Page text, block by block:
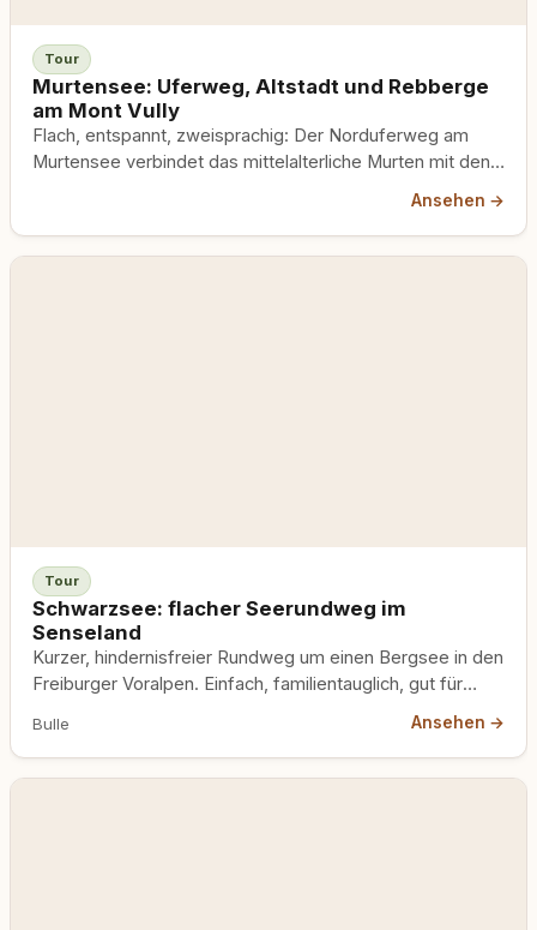
Tour
Murtensee: Uferweg, Altstadt und Rebberge
am Mont Vully
Flach, entspannt, zweisprachig: Der Norduferweg am
Murtensee verbindet das mittelalterliche Murten mit den
Rebbergen des Mont Vully, ein Seespaziergang, der
Ansehen →
Tour
Schwarzsee: flacher Seerundweg im
Senseland
Kurzer, hindernisfreier Rundweg um einen Bergsee in den
Freiburger Voralpen. Einfach, familientauglich, gut für
Bulle Ansehen →